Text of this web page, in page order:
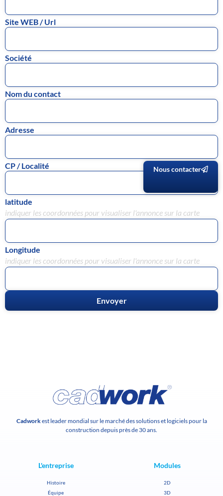
Nous contacter
Site WEB / Url
Société
Nom du contact
Adresse
CP / Localité
latitude
indiquer les coordonnées pour visualiser l'annonce sur la carte
Longitude
indiquer les coordonnées pour visualiser l'annonce sur la carte
Cadworkest leader mondial sur le marché des solutions et logiciels pour la
construction depuis près de 30 ans.
L'entreprise
Histoire
Équipe
Modules
2D
3D